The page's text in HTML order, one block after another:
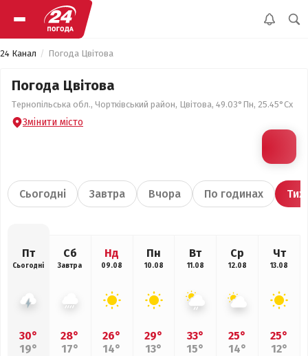
24 Канал Погода Цвітова
Погода Цвітова
Тернопільська обл., Чортківський район, Цвітова, 49.03°Пн, 25.45°Сх
Змінити місто
Сьогодні Завтра Вчора По годинах
Пт
Сьогодні
30°
19°
Сб
Завтра
28°
17°
Нд
09.08
26°
14°
Пн
10.08
29°
13°
Вт
11.08
33°
15°
Ср
12.08
25°
14°
Чт
13.08
25°
12°